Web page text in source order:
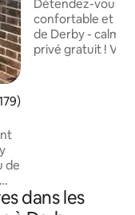
moyenne sur la
de
la
Détendez-vous
confortable et
de Derby -
privé gratuit ! Vous trouverez tout ce
pensons que
dans les